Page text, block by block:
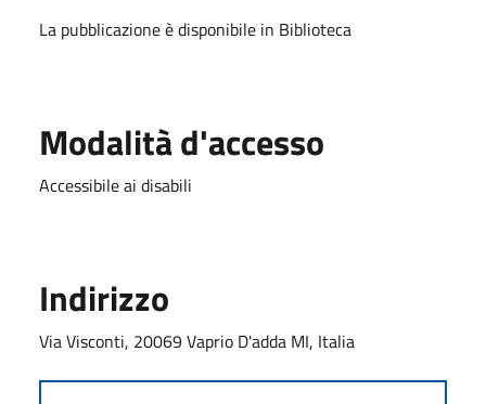
La pubblicazione è disponibile in Biblioteca
Modalità d'accesso
Accessibile ai disabili
Indirizzo
Via Visconti, 20069 Vaprio D'adda MI, Italia